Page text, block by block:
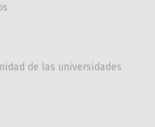
de las universidades